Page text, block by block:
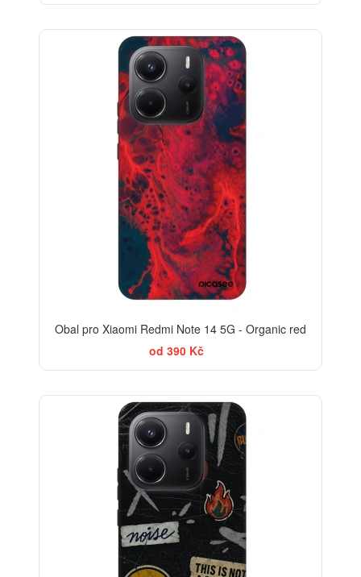
Obal pro Xiaomi Redmi Note 14 5G - Organic red
od 390 Kč